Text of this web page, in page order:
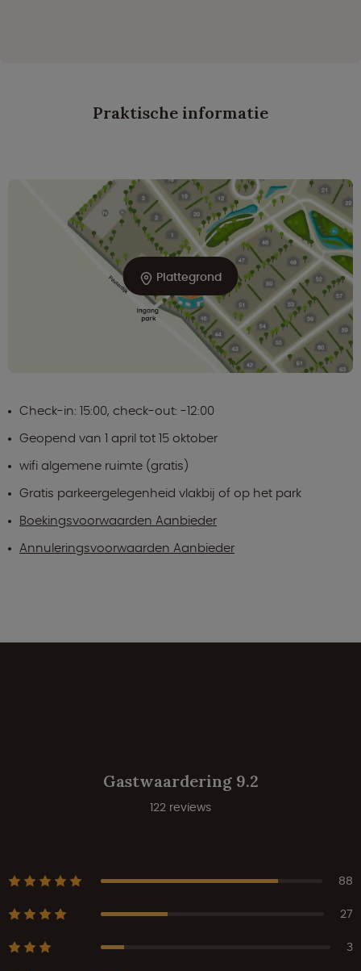
Praktische informatie
Plattegrond
Check-in: 15:00, check-out: -12:00
Geopend van 1 april tot 15 oktober
wifi algemene ruimte (gratis)
Gratis parkeergelegenheid vlakbij of op het park
Boekingsvoorwaarden Aanbieder
Annuleringsvoorwaarden Aanbieder
Gastwaardering 9.2
122 reviews
88
27
3